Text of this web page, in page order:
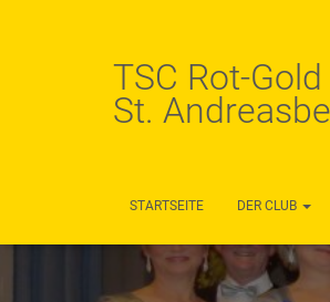
TSC Rot-Gold
St.
STARTSEITE DER CLUB